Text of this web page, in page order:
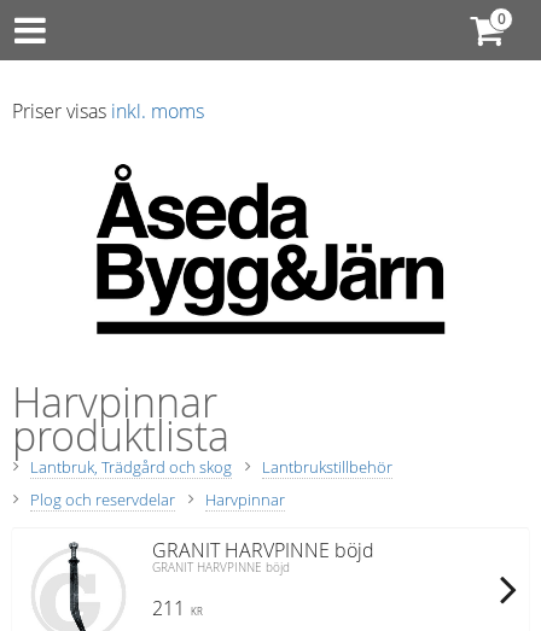
Priser visas inkl. moms
Harvpinnar
produktlista
Lantbruk, Trädgård och skog
Lantbrukstillbehör
Plog och reservdelar
Harvpinnar
GRANIT HARVPINNE böjd
GRANIT HARVPINNE böjd
211 KR